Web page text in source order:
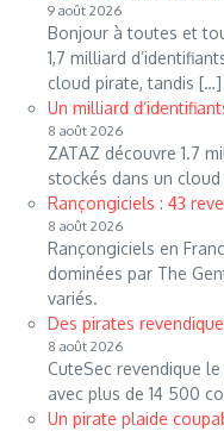
9 août 2026
Bonjour à toutes et
1,7 milliard
cloud pirate, tandis […]
Un milliard
8 août 2026
ZATAZ découvre 1.7
stockés dans un
Rançongiciels : 43
8 août 2026
Rançongiciels en
dominées par The
variés.
Des pirates
8 août 2026
CuteSec revendique
avec plus de 14 500
Un pirate plaide